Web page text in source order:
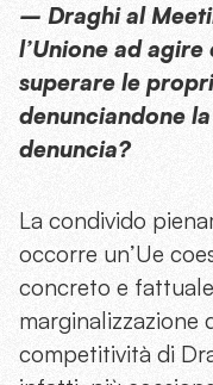
– Draghi al
l’Unione ad
superare le
denunciandone
denuncia?
La condivido
occorre un’Ue
concreto e
marginalizzazione
competitività di